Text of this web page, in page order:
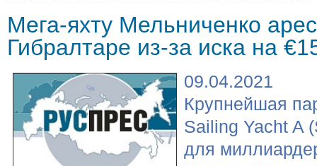
Мега-яхту Мельниченко
Гибралтаре из-за иска на
09.04.2021
Крупнейшая
Sailing Yacht A
для